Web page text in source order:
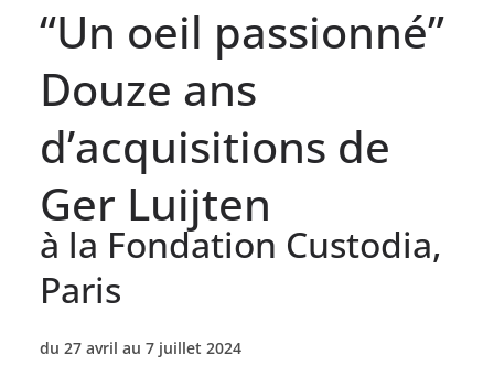
“Un oeil passionné”
Douze ans
d’acquisitions de
Ger Luijten
à la Fondation Custodia,
Paris
du 27 avril au 7 juillet 2024